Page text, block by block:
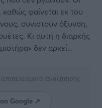
καθώς φαίνεται εκ του
συνιστούν όξυνση,
Κι αυτή η διαρκής
δεν αρκεί…
αναζήτησης
Google ↗